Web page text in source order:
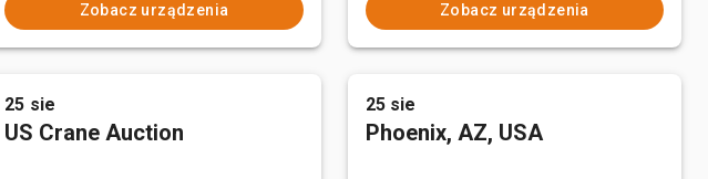
Zobacz urządzenia Zobacz urządzenia
25 sie
US Crane Auction
25 sie
Phoenix, AZ, USA